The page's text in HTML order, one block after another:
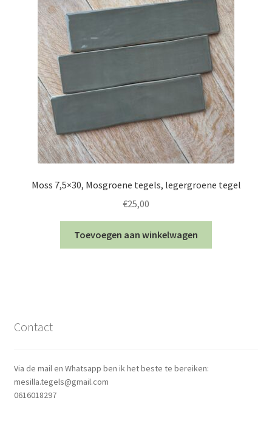
Moss 7,5×30, Mosgroene tegels, legergroene tegel
€25,00
Toevoegen aan winkelwagen
Contact
Via de mail en Whatsapp ben ik het beste te bereiken:
mesilla.tegels@gmail.com
0616018297